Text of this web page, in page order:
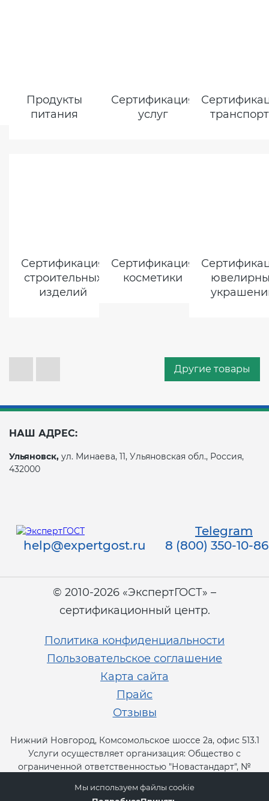
Другие товары
Продукты
питания
Сертификация
строительных
изделий
Сертификация
услуг
Сертификация
косметики
НАШ АДРЕС:
Ульяновск, ул. Минаева, 11, Ульяновская обл., Россия,
432000
Telegram
help@expertgost.ru
8 (800) 350-10-86
© 2010-2026 «ЭкспертГОСТ» –
сертификационный центр.
Политика конфиденциальности
Пользовательское соглашение
Карта сайта
Прайс
Отзывы
Нижний Новгород, Комсомольское шоссе 2а, офис 513.1
Услуги осуществляет организация: Общество с
ограниченной ответственностью "Новастандарт", №
Мы используем файлы cookie